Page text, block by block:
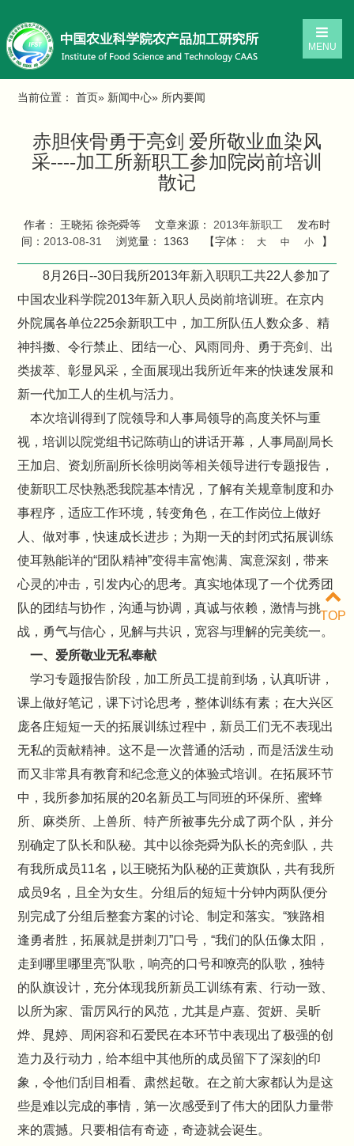
MENU
当前位置：首页» 新闻中心» 所内要闻
赤胆侠骨勇于亮剑 爱所敬业血染风
采----加工所新职工参加院岗前培训
散记
作者： 王晓拓 徐尧舜等 文章来源： 2013年新职工
发布时
间： 2013-08-31 浏览量： 1363 【字体： 大 中 小 】
8月26日--30日我所2013年新入职职工共22人参加了
中国农业科学院2013年新入职人员岗前培训班。在京内
外院属各单位225余新职工中，加工所队伍人数众多、精
神抖擞、令行禁止、团结一心、风雨同舟、勇于亮剑、出
类拔萃、彰显风采，全面展现出我所近年来的快速发展和
新一代加工人的生机与活力。
本次培训得到了院领导和人事局领导的高度关怀与重
视，培训以院党组书记陈萌山的讲话开幕，人事局副局长
王加启、资划所副所长徐明岗等相关领导进行专题报告，
使新职工尽快熟悉我院基本情况，了解有关规章制度和办
事程序，适应工作环境，转变角色，在工作岗位上做好
人、做对事，快速成长进步；为期一天的封闭式拓展训练
使耳熟能详的“团队精神”变得丰富饱满、寓意深刻，带来
心灵的冲击，引发内心的思考。真实地体现了一个优秀团
队的团结与协作，沟通与协调，真诚与依赖，激情与挑
战，勇气与信心，见解与共识，宽容与理解的完美统一。
一、爱所敬业无私奉献
学习专题报告阶段，加工所员工提前到场，认真听讲，
课上做好笔记，课下讨论思考，整体训练有素；在大兴区
庞各庄短短一天的拓展训练过程中，新员工们无不表现出
无私的贡献精神。这不是一次普通的活动，而是活泼生动
而又非常具有教育和纪念意义的体验式培训。在拓展环节
中，我所参加拓展的20名新员工与同班的环保所、蜜蜂
所、麻类所、上兽所、特产所被事先分成了两个队，并分
别确定了队长和队秘。其中以徐尧舜为队长的亮剑队，共
有我所成员11名 ， 以王晓拓为队秘的正黄旗队，共有我所
成员9名，且全为女生。分组后的短短十分钟内两队便分
别完成了分组后整套方案的讨论、制定和落实。“狭路相
逢勇者胜，拓展就是拼刺刀”口号，“我们的队伍像太阳，
走到哪里哪里亮”队歌，响亮的口号和嘹亮的队歌，独特
的队旗设计，充分体现我所新员工训练有素、行动一致、
以所为家、雷厉风行的风范，尤其是卢嘉、贺妍、吴昕
烨、晁婷、周闲容和石爱民在本环节中表现出了极强的创
造力及行动力，给本组中其他所的成员留下了深刻的印
象，令他们刮目相看、肃然起敬。在之前大家都认为是这
些是难以完成的事情，第一次感受到了伟大的团队力量带
来的震撼。只要相信有奇迹，奇迹就会诞生。
TOP